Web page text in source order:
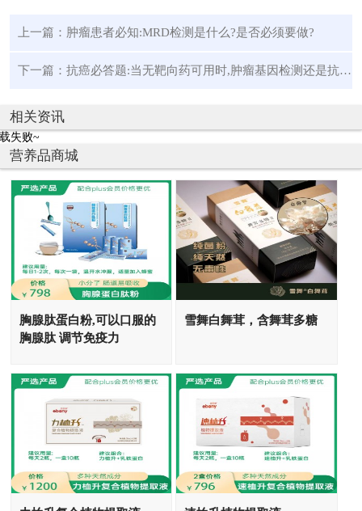
上一篇： 肿瘤患者必知:MRD检测是什么?是否必须要做?
下一篇： 抗癌必答题:当无靶向药可用时,肿瘤基因检测还是抗癌的"必选项"吗?
相关资讯
失败~
营养品商城
胸腺肽蛋白粉,可以口服的
胸腺肽 调节免疫力
雪舞白舞茸，含舞茸多糖